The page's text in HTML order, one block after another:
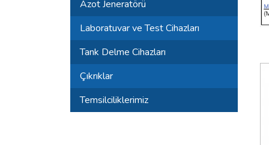
Azot Jeneratörü
Laboratuvar ve Test Cihazları
Tank Delme Cihazları
Çıkrıklar
Temsilciliklerimiz